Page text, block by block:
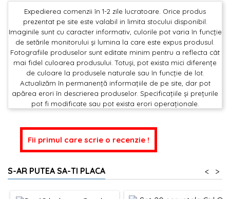
Expedierea comenzii în 1-2 zile lucratoare. Orice produs
prezentat pe site este valabil in limita stocului disponibil.
Imaginile sunt cu caracter informativ, culorile pot varia în funcție
de setările monitorului și lumina la care este expus produsul.
Fotografiile produselor sunt editate minim pentru a reflecta cât
mai fidel culoarea produsului. Totuși, pot exista mici diferențe
de culoare la produsele naturale sau în funcție de lot.
Actualizăm în permanență informațiile de pe site, dar pot
apărea erori în descrierea produselor. Specificațiile și prețurile
pot fi modificate sau pot exista erori operaționale.
Fii primul care scrie o recenzie !
S-AR PUTEA SA-TI PLACA >
<